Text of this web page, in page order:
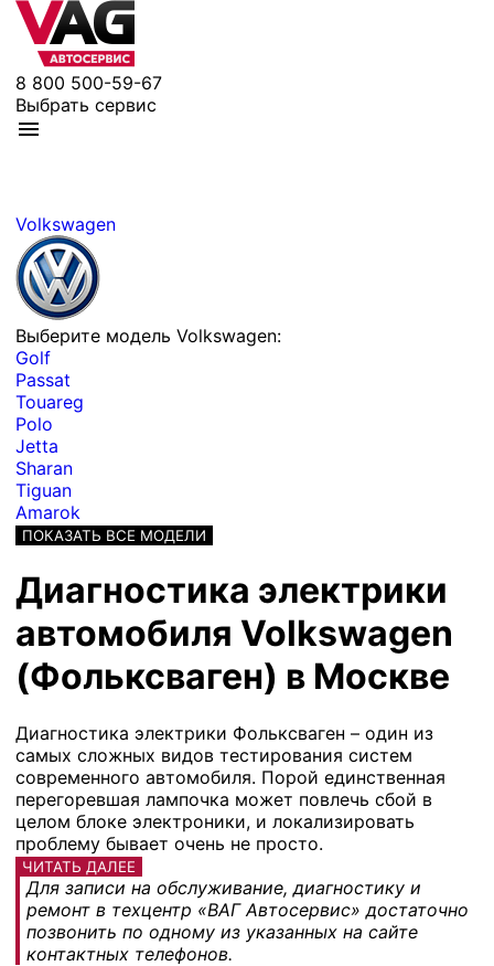
8 800 500-59-67
Выбрать сервис
Volkswagen
Выберите модель Volkswagen:
Golf
Passat
Touareg
Polo
Jetta
Sharan
Tiguan
Amarok
ПОКАЗАТЬ ВСЕ МОДЕЛИ
Диагностика электрики
автомобиля Volkswagen
(Фольксваген) в Москве
Диагностика электрики Фольксваген – один из
самых сложных видов тестирования систем
современного автомобиля. Порой единственная
перегоревшая лампочка может повлечь сбой в
целом блоке электроники, и локализировать
проблему бывает очень не просто.
ЧИТАТЬ ДАЛЕЕ
Для записи на обслуживание, диагностику и
ремонт в техцентр «ВАГ Автосервис» достаточно
позвонить по одному из указанных на сайте
контактных телефонов.